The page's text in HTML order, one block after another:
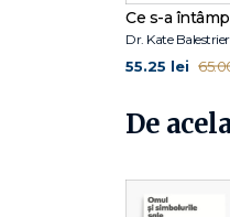
Vasile Dem.
II Umbra
III Syzygy:
Dr. Kate
55.25 lei
De